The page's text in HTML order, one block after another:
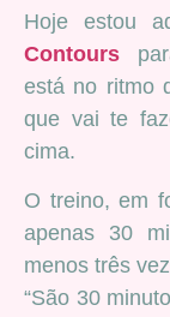
Hoje estou
Contours
está no ritmo
que vai te
cima.
O treino, em
apenas 30
menos três
“São 30